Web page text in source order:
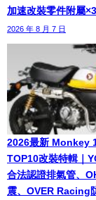
加速改裝零件附屬
2026 年 8 月 7 日
2026最新 Monkey
TOP10改裝特輯｜
合法認證排氣管、
震、OVER Racing